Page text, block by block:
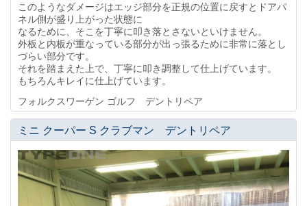
このようなダメージはエッジ部分を正規の位置に戻すとドアパ
ネル側が盛り上がった状態に
なるために、そこを丁寧に叩き落とさないといけません。
外板と内板が重なっている部分が出っ張るために非常に落とし
づらい部分です。
それを踏まえた上で、丁寧に叩き調整して仕上げています。
もちろんキレイに仕上げています。
フォルクスワーゲン ゴルフ デントリペア
ミニ クーパー S クラブマン デントリペア